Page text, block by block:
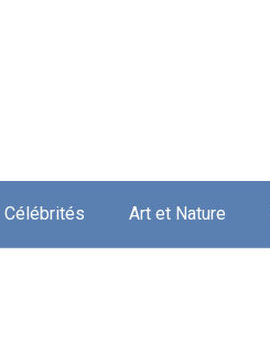
Célébrités Art et Nature